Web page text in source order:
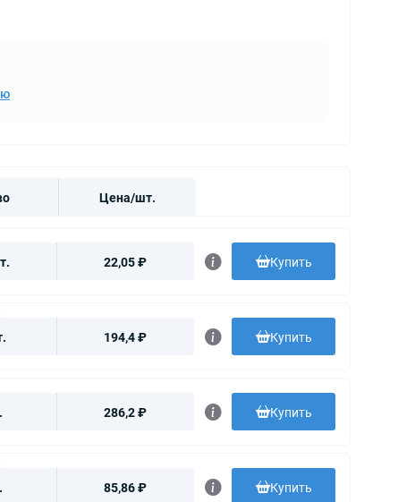
Цена/шт.
22,05 ₽ Купить
194,4 ₽ Купить
286,2 ₽ Купить
85,86 ₽ Купить